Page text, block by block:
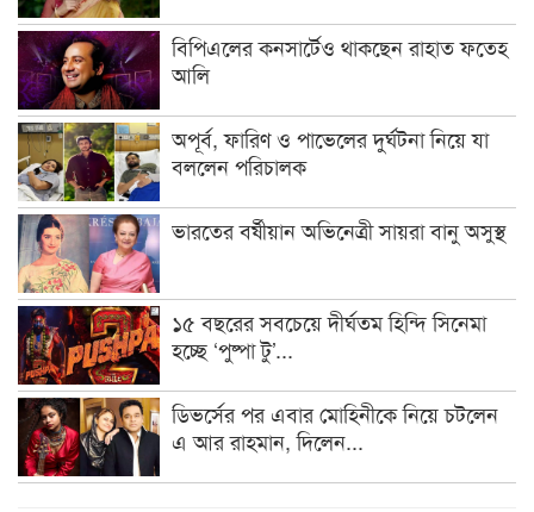
বিপিএলের কনসার্টেও থাকছেন রাহাত ফতেহ
আলি
অপূর্ব, ফারিণ ও পাভেলের দুর্ঘটনা নিয়ে যা
বললেন পরিচালক
ভারতের বর্ষীয়ান অভিনেত্রী সায়রা বানু অসুস্থ
১৫ বছরের সবচেয়ে দীর্ঘতম হিন্দি সিনেমা
হচ্ছে ‘পুষ্পা টু’...
ডিভর্সের পর এবার মোহিনীকে নিয়ে চটলেন
এ আর রাহমান, দিলেন...